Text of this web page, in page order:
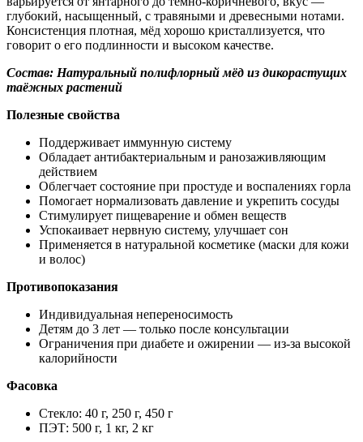
глубокий, насыщенный, с травяными и древесными нотами.
Консистенция плотная, мёд хорошо кристаллизуется, что
говорит о его подлинности и высоком качестве.
Состав: Натуральный полифлорный мёд из дикорастущих
таёжных растений
Полезные свойства
Поддерживает иммунную систему
Обладает антибактериальным и ранозаживляющим
действием
Облегчает состояние при простуде и воспалениях горла
Помогает нормализовать давление и укрепить сосуды
Стимулирует пищеварение и обмен веществ
Успокаивает нервную систему, улучшает сон
Применяется в натуральной косметике (маски для кожи
и волос)
Противопоказания
Индивидуальная непереносимость
Детям до 3 лет — только после консультации
Ограничения при диабете и ожирении — из-за высокой
калорийности
Фасовка
Стекло: 40 г, 250 г, 450 г
ПЭТ: 500 г, 1 кг, 2 кг